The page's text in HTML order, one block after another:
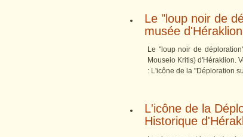
Le "loup noir de
musée
Le "loup noir de
Mouseio Kritis) d'Héraklion.
: L'icône de la "Déploration
L'icône de la
Historique